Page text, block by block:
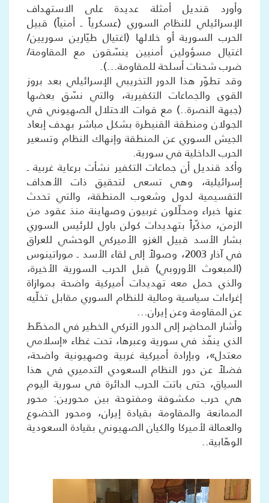
وأورد قنديل أمثلة عديدة على الاستهداف
الإسرائيلي للنظام السوري (عسكرياً ـ أمنياً) قبيل
الحرب السورية أو خلالها (اغتيال طيّارين سوريين/
اغتيال مسؤولين أمنيين ينسّقون مع المقاومة/
ضرب شحنات أسلحة للمقاومة...).
وقد تطوّر هذا الدور التخريبي الإسرائيلي بعد بروز
القوى والجماعات التكفيرية، والتي نسّق بعضها
(جبهة النصرة..) مع قوات الاحتلال الصهيوني في
الجولان ومنطقة القنيطرة بشكل مباشر بهدف إبعاد
الجيش السوري عن المنطقة وإنهاك النظام وتسعير
الحرب الداخلية في سورية.
وأكد قنديل أن جماعات التكفير نشأت برعاية غربية ـ
إسرائيلية، وهي تسعى لتحقيق ذات الأهداف
التقسيمية لدول وشعوب المنطقة، والتي تحدث
عنها خبراء ومحلّلون غربيون وصهاينة منذ عقود من
الزمن، مذكّراً بتهديدات كولن باول للرئيس السوري
بشار الأسد قبيل الغزو الأميركي الوحشي للعراق
في آذار 2003، وصولاً إلى لقاء الأسد ـ موراتينوس
(المبعوث الأوروبي) قبل الحرب السورية الأخيرة،
والذي حمل معه تهديدات أميركية واضحة بموازاة
إغراءات سياسية ومالية للنظام السوري مقابل تخلّيه
عن المقاومة وعن إيران...
وأشار المحاضِر إلى الدور التركي الخطير في المخطّط
الذي ينفّذ في سورية وعبرها، تحت غطاء «إسلامي
معتدل»، وبإرادة أميركية غربية وصهيونية واضحة،
فضلاً عن دور النظام السعودي التدميري في هذا
السياق، حتى باتت الحرب الدائرة في سورية اليوم
هي حرب مكشوفة ومفتوحة بين محورين: محور
الممانعة والمقاومة بقيادة إيران، ومحور الخضوع
والعمالة لأميركا والكيان الصهيوني بقيادة السعودية
الوهّابية..